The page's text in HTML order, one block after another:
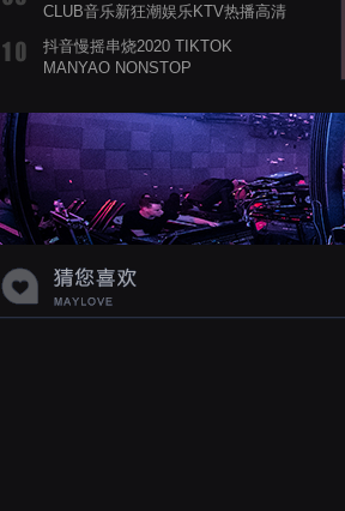
CLUB音乐新狂潮娱乐KTV热播高清
抖音慢摇串烧2020 TIKTOK
MANYAO NONSTOP
蝉爸爸妈妈爱存在夏天的风是想你的
声音啊